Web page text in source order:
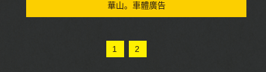
華山。車體廣告
1 2